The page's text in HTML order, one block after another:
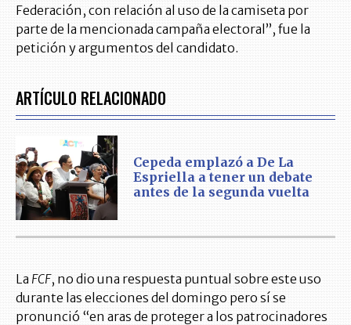
Federación, con relación al uso de la camiseta por
parte de la mencionada campaña electoral”, fue la
petición y argumentos del candidato.
ARTÍCULO RELACIONADO
Cepeda emplazó a De La
Espriella a tener un debate
antes de la segunda vuelta
La FCF, no dio una respuesta puntual sobre este uso
durante las elecciones del domingo pero sí se
pronunció “en aras de proteger a los patrocinadores